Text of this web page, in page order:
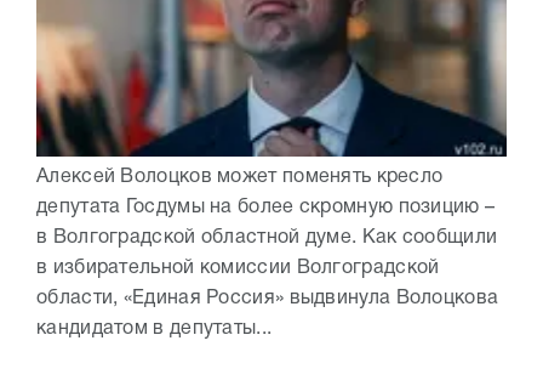
Алексей Волоцков может поменять кресло
депутата Госдумы на более скромную позицию –
в Волгоградской областной думе. Как сообщили
в избирательной комиссии Волгоградской
области, «Единая Россия» выдвинула Волоцкова
кандидатом в депутаты...